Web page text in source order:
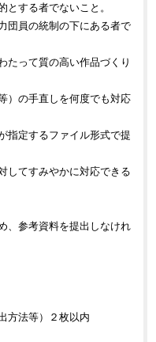
する者でないこと。
団員の統制の下にある者で
って質の高い作品づくり
）の手直しを何度でも対応
定するファイル形式で提
てすみやかに対応できる
、参考資料を提出しなけれ
方法等）２枚以内